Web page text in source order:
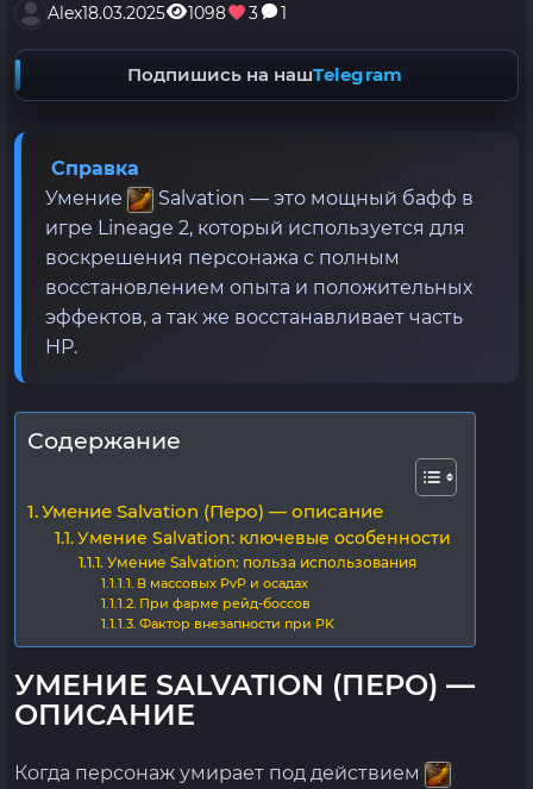
Alex18.03.2025 1098 3 1
Подпишись на нашTelegram
Справка
Умение
Salvation — это мощный бафф в
игре Lineage 2, который используется для
воскрешения персонажа с полным
восстановлением опыта и положительных
эффектов, а так же восстанавливает часть
HP.
Содержание
Умение Salvation (Перо) — описание
Умение Salvation: ключевые особенности
Умение Salvation: польза использования
В массовых PvP и осадах
При фарме рейд-боссов
Фактор внезапности при PK
УМЕНИЕ SALVATION (ПЕРО) —
ОПИСАНИЕ
Когда персонаж умирает под действием